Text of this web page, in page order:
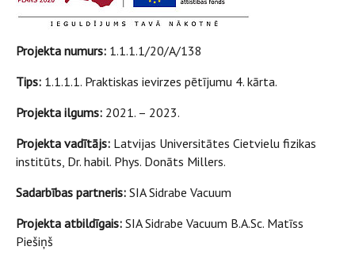
Projekta numurs: 1.1.1.1/20/A/138
Tips: 1.1.1.1. Praktiskas ievirzes pētījumu 4. kārta.
Projekta ilgums: 2021. – 2023.
Projekta vadītājs: Latvijas Universitātes Cietvielu fizikas
institūts, Dr. habil. Phys. Donāts Millers.
Sadarbības partneris: SIA Sidrabe Vacuum
Projekta atbildīgais: SIA Sidrabe Vacuum B.A.Sc. Matīss
Piešiņš